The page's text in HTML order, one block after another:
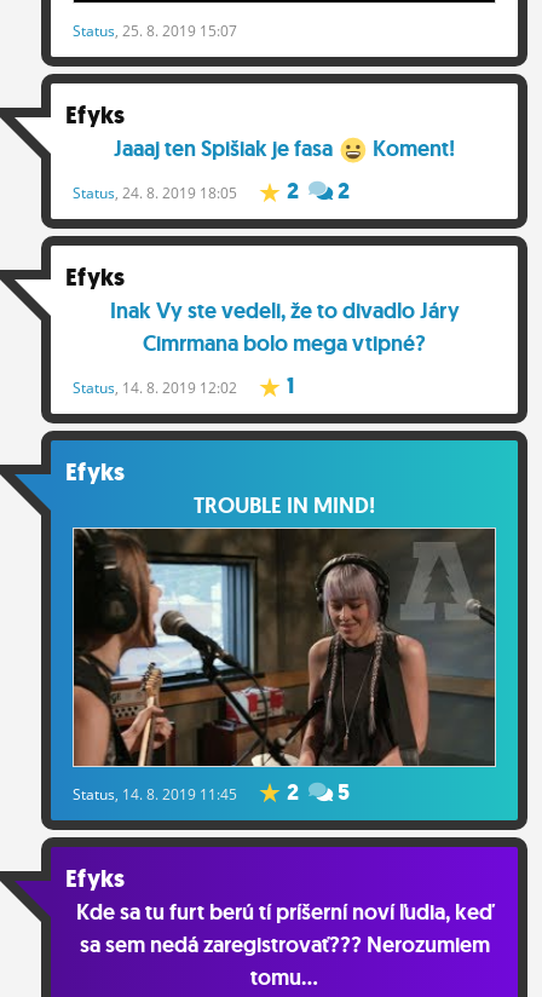
Status, 25. 8. 2019 15:07
Efyks
Jaaaj ten Spišiak je fasa Koment!
Status, 24. 8. 2019 18:05 2 2
Efyks
Inak Vy ste vedeli, že to divadlo Járy
Cimrmana bolo mega vtipné?
Status, 14. 8. 2019 12:02 1
Efyks
TROUBLE IN MIND!
Status, 14. 8. 2019 11:45 2 5
Efyks
Kde sa tu furt berú tí príšerní noví ľudia, keď
sa sem nedá zaregistrovať??? Nerozumiem
tomu...